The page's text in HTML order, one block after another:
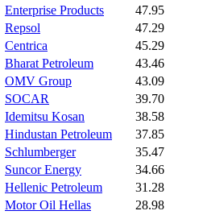
Enterprise Products
47.95
Repsol
47.29
Centrica
45.29
Bharat Petroleum
43.46
OMV Group
43.09
SOCAR
39.70
Idemitsu Kosan
38.58
Hindustan Petroleum
37.85
Schlumberger
35.47
Suncor Energy
34.66
Hellenic Petroleum
31.28
Motor Oil Hellas
28.98